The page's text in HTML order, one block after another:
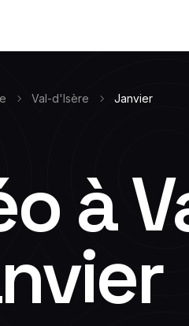
Val-d'Isère Janvier
à